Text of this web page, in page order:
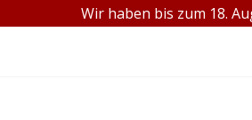
TEL.: +49 (0) 251 1445680Wir haben bis zum 18.